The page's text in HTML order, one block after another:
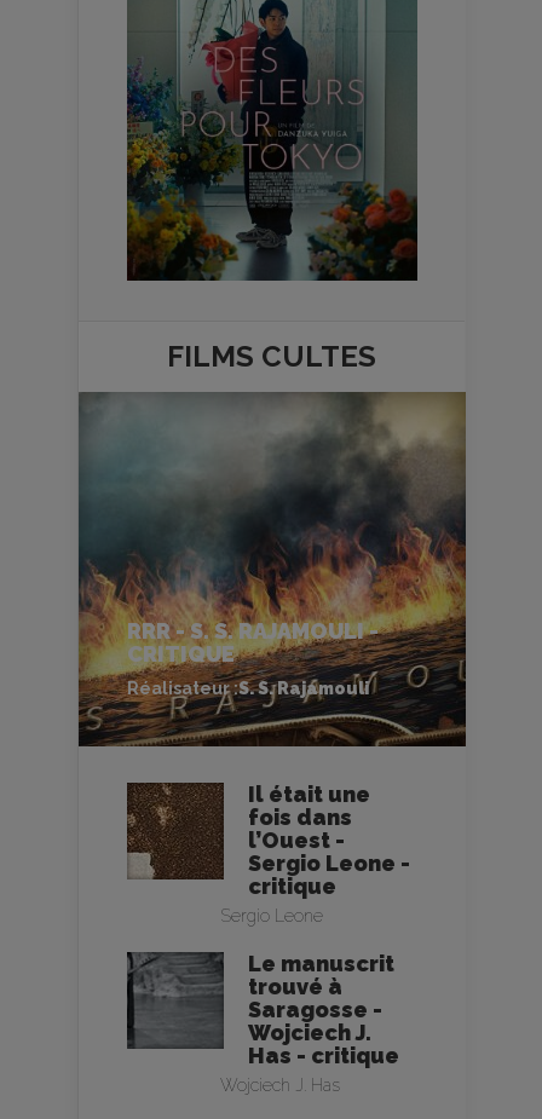
FILMS CULTES
RRR - S. S. RAJAMOULI -
CRITIQUE
Réalisateur :S. S. Rajamouli
Il était une
fois dans
l’Ouest -
Sergio Leone -
critique
Sergio Leone
Le manuscrit
trouvé à
Saragosse -
Wojciech J.
Has - critique
Wojciech J. Has